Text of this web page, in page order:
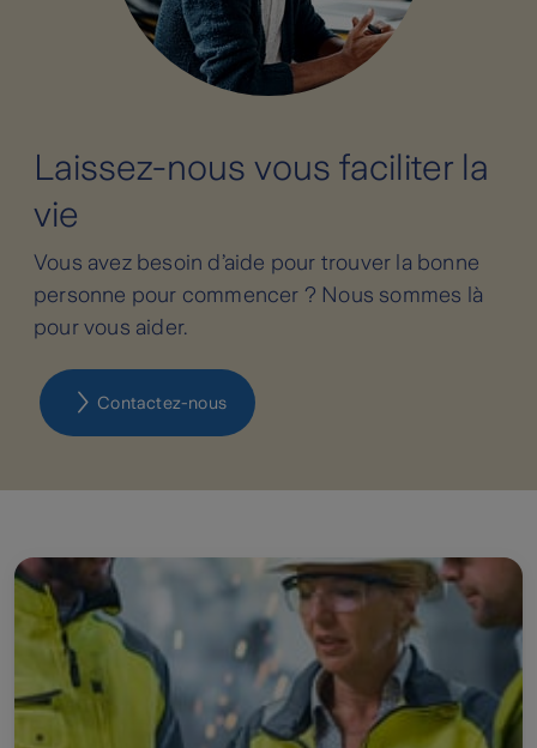
Laissez-nous vous faciliter la
vie
Vous avez besoin d’aide pour trouver la bonne
personne pour commencer ? Nous sommes là
pour vous aider.
Contactez-nous